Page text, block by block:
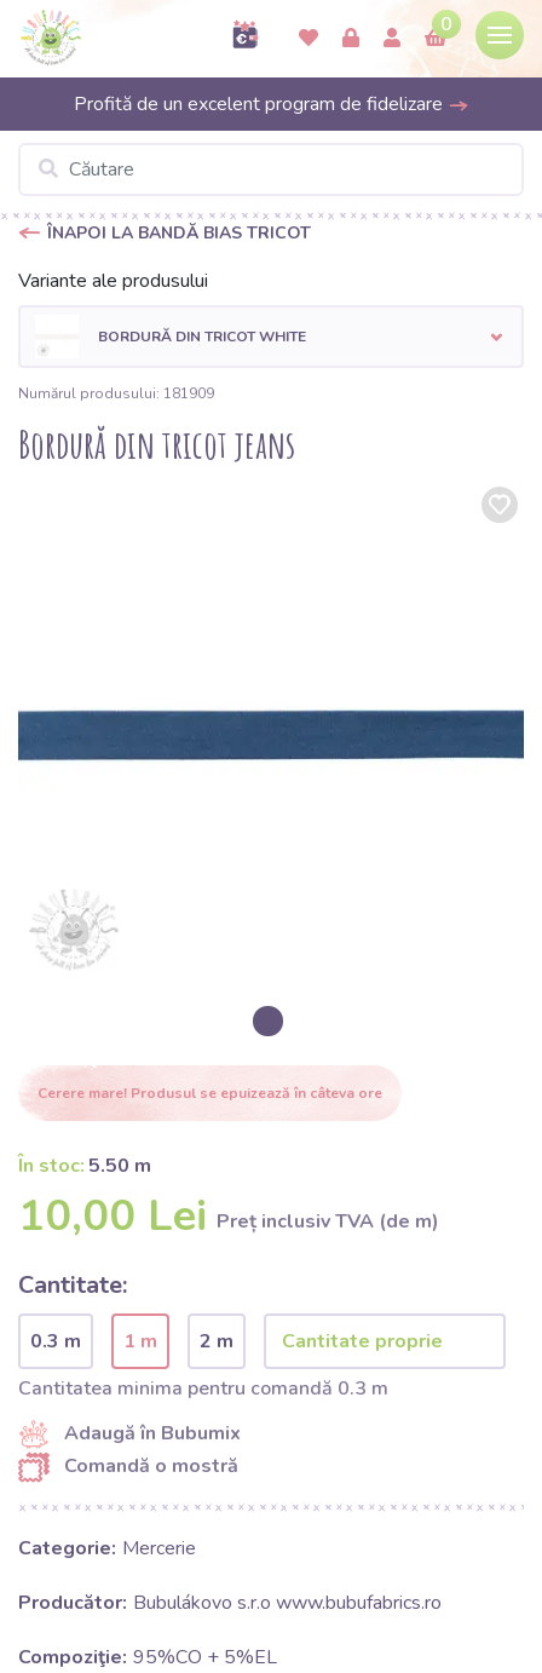
0
Profită de un excelent program de fidelizare
ÎNAPOI LA BANDĂ BIAS TRICOT
Variante ale produsului
BORDURĂ DIN TRICOT WHITE
Numărul produsului: 181909
Bordură din tricot jeans
Cerere mare! Produsul se epuizează în câteva ore
În stoc: 5.50 m
10,00 Lei Preț inclusiv TVA (de m)
Cantitate:
0.3 m 1 m
2 m
Cantitatea minima pentru comandă 0.3 m
Adaugă în Bubumix
Comandă o mostră
Categorie: Mercerie
Producător: Bubulákovo s.r.o www.bubufabrics.ro
Compoziţie: 95%CO + 5%EL